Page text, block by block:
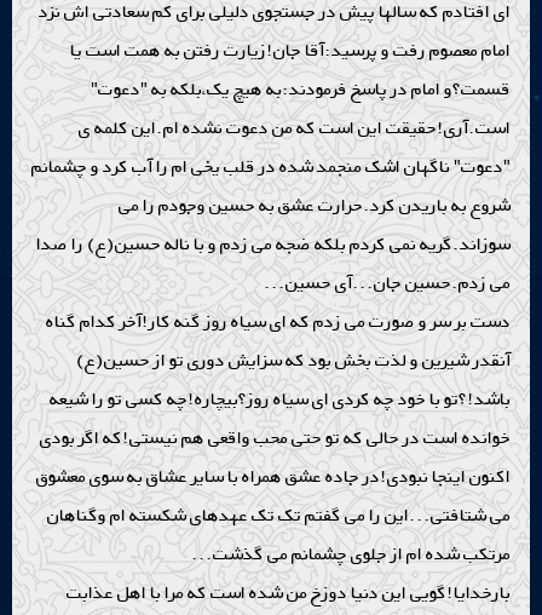
ای افتادم که سالها پیش در جستجوی دلیلی برای کم سعادتی اش نزد
امام معصوم رفت و پرسید:آقا جان!زیارت رفتن به همت است یا
قسمت؟و امام در پاسخ فرمودند:به هیچ یک،بلکه به "دعوت"
است.آری!حقیقت این است که من دعوت نشده ام.این کلمه ی
"دعوت" ناگهان اشک منجمد شده در قلب یخی ام را آب کرد و چشمانم
شروع به باریدن کرد.حرارت عشق به حسین وجودم را می
سوزاند.گریه نمی کردم بلکه ضجه می زدم و با ناله حسین(ع) را صدا
می زدم.حسین جان...آی حسین...
دست بر سر و صورت می زدم که ای سیاه روز گنه کار!آخر کدام گناه
آنقدر شیرین و لذت بخش بود که سزایش دوری تو از حسین(ع)
باشد!؟تو با خود چه کردی ای سیاه روز؟بیچاره!چه کسی تو را شیعه
خوانده است در حالی که تو حتی محب واقعی هم نیستی!که اگر بودی
اکنون اینجا نبودی!در جاده عشق همراه با سایر عشاق به سوی معشوق
می شتافتی...این را می گفتم تک تک عهدهای شکسته ام وگناهان
مرتکب شده ام از جلوی چشمانم می گذشت...
بارخدایا!گویی این دنیا دوزخ من شده است که مرا با اهل عذابت